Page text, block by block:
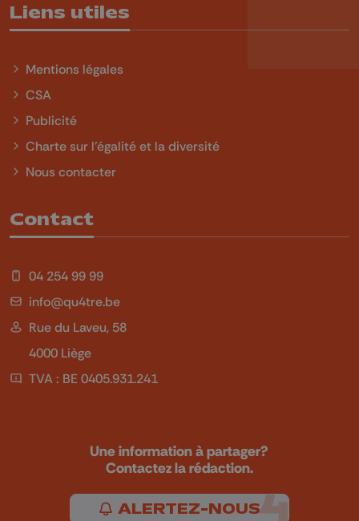
Liens utiles
Mentions légales
CSA
Publicité
Charte sur l'égalité et la diversité
Nous contacter
Contact
04 254 99 99
info@qu4tre.be
Rue du Laveu, 58
4000 Liège
TVA : BE 0405.931.241
Une information à partager?
Contactez la rédaction.
ALERTEZ-NOUS